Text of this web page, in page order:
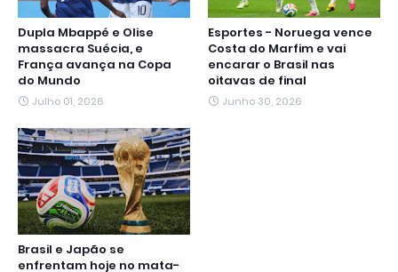
Dupla Mbappé e Olise
massacra Suécia, e
França avança na Copa
do Mundo
Julho 01, 2026
Esportes - Noruega vence
Costa do Marfim e vai
encarar o Brasil nas
oitavas de final
Junho 30, 2026
Brasil e Japão se
enfrentam hoje no mata-